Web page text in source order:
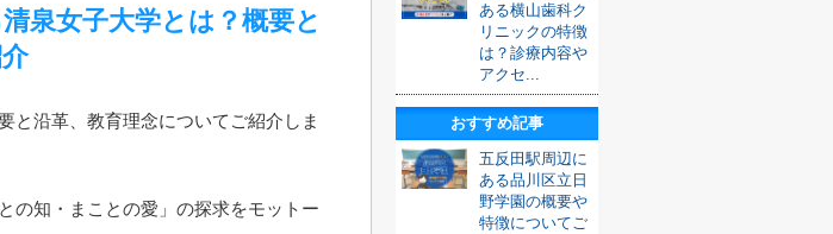
泉女子大学とは？概要と
と沿革、教育理念についてご紹介しま
の知・まことの愛」の探求をモットー
ある横山歯科ク
リニックの特徴
は？診療内容や
アクセ...
おすすめ記事
五反田駅周辺に
ある品川区立日
野学園の概要や
特徴についてご